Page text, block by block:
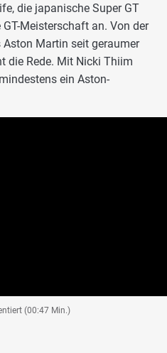
die japanische Super GT
Meisterschaft an. Von der
Aston Martin seit geraumer
die Rede. Mit Nicki Thiim
ein Aston-
(00:47 Min.)